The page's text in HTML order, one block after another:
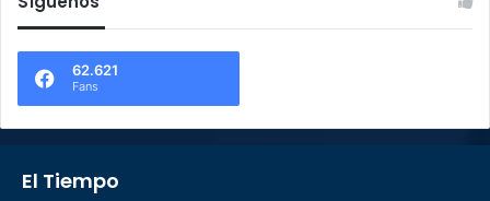
62.621
Fans
El Tiempo